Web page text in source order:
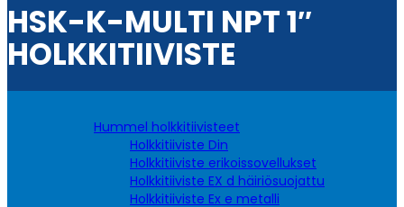
HSK-K-MULTI NPT 1″
HOLKKITIIVISTE
Hummel holkkitiivisteet
Holkkitiiviste Din
Holkkitiiviste erikoissovellukset
Holkkitiiviste EX d häiriösuojattu
Holkkitiiviste Ex e metalli